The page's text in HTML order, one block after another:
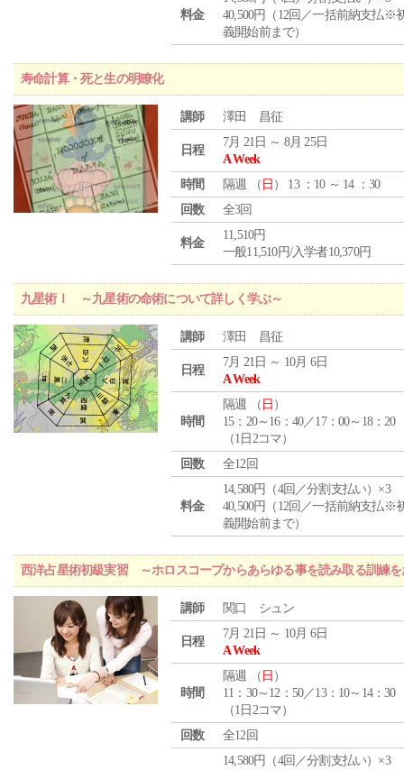
料金
40,500円（12回／一括前納支払※
義開始前まで）
寿命計算・死と生の明瞭化
講師 澤田 昌征
日程
7月 21日 ～ 8月 25日
A Week
時間
隔週 （ 日 ） 13 ：10 ～ 14 ：30
回数
全3回
料金
11,510円
一般11,510円/入学者10,370円
九星術Ⅰ ～九星術の命術について詳しく学ぶ～
講師 澤田 昌征
日程
7月 21日 ～ 10月 6日
A Week
時間
隔週 （ 日 ）
15：20～16：40／17：00～18：20
（1日2コマ）
回数
全12回
料金
14,580円（4回／分割支払い）×3
40,500円（12回／一括前納支払※
義開始前まで）
西洋占星術初級実習 ～ホロスコープからあらゆる事を読み取る訓練を
講師 関口 シュン
日程
7月 21日 ～ 10月 6日
A Week
時間
隔週 （ 日 ）
11：30～12：50／13：10～14：30
（1日2コマ）
回数
全12回
14,580円（4回／分割支払い）×3